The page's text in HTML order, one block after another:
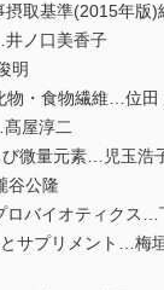
摂取基準(2015年
ノ口美香子
明
物・食物繊維…位田
屋淳二
び微量元素…児玉浩
谷公隆
ロバイオティクス…
サプリメント…梅